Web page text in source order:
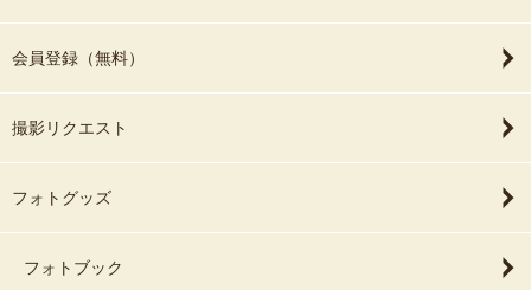
会員登録（無料）
撮影リクエスト
フォトグッズ
フォトブック